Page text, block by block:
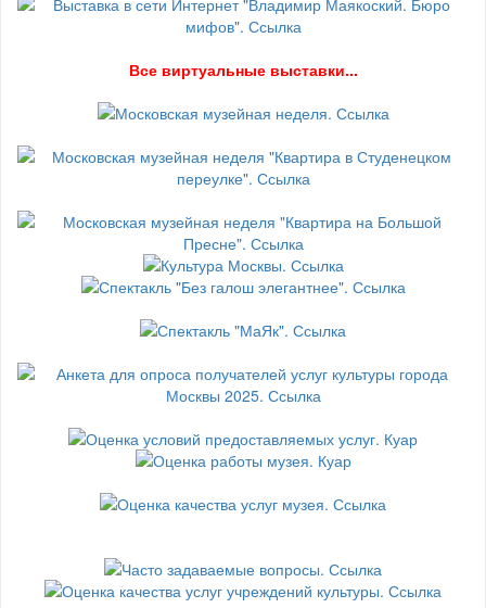
Все виртуальные выставки...